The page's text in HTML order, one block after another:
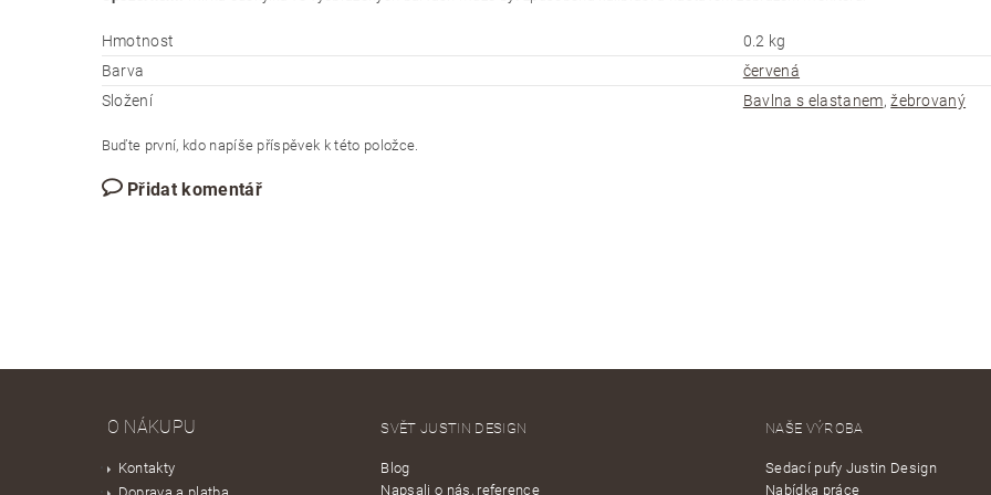
Hmotnost
0.2 kg
Barva
červená
Složení
Bavlna s elastanem,žebrovaný
Buďte první, kdo napíše příspěvek k této položce.
Přidat komentář
O NÁKUPU
Kontakty
SVĚT JUSTIN DESIGN
Blog
Napsali o nás, reference
NAŠE VÝROBA
Sedací pufy Justin Design
Nabídka práce